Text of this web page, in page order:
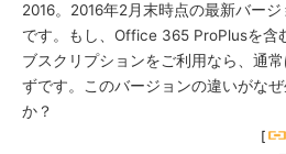
2016。2016年2月末時点の最新バージ
です。もし、Office 365 ProPlusを
ブスクリプションをご利用なら、通常
ずです。このバージョンの違いがな
か？
[